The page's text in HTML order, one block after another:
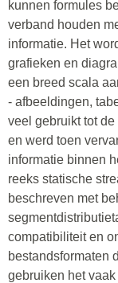
kunnen formules
verband houden
informatie. Het
grafieken en
een breed scala
- afbeeldingen,
veel gebruikt tot
en werd toen
informatie binnen
reeks statische
beschreven met
compatibiliteit en
bestandsformaten
gebruiken het